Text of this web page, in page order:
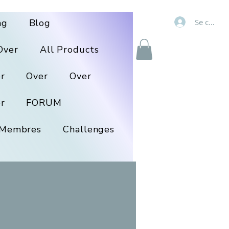
Se
Blog
All Products
Over Over
FORUM
Challenges